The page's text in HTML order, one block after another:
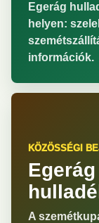
Egerág
helyen:
információk.
KÖZÖSSÉGI
A